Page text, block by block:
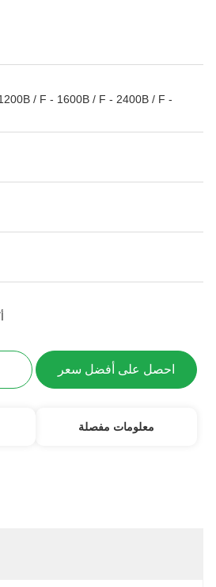
/ F - 1600B / F - 2400B / F -
احصل على أفضل سعر
معلومات مفصلة